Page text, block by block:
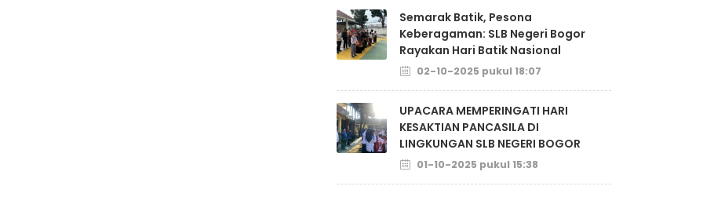
Semarak Batik, Pesona
Keberagaman: SLB Negeri Bogor
Rayakan Hari Batik Nasional
02-10-2025 pukul 18:07
UPACARA MEMPERINGATI HARI
KESAKTIAN PANCASILA DI
LINGKUNGAN SLB NEGERI BOGOR
01-10-2025 pukul 15:38